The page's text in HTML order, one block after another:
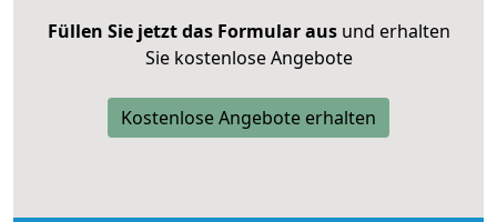
Füllen Sie jetzt das Formular ausund erhalten
Sie kostenlose Angebote
Kostenlose Angebote erhalten